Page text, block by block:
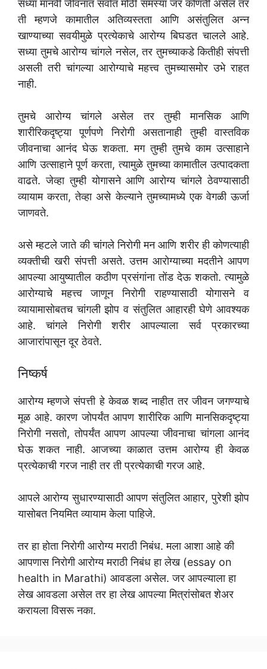
सध्या मानवी जीवनात सर्वात मोठी समस्या जर कोणती असेल तर
ती म्हणजे कामातील अतिव्यस्तता आणि असंतुलित अन्न
खाण्याच्या सवयीमुळे प्रत्येकाचे आरोग्य बिघडत चालले आहे.
सध्या तुमचे आरोग्य चांगले नसेल, तर तुमच्याकडे कितीही संपत्ती
असली तरी चांगल्या आरोग्याचे महत्त्व तुमच्यासमोर उभे राहत
नाही.
तुमचे आरोग्य चांगले असेल तर तुम्ही मानसिक आणि
शारीरिकदृष्ट्या पूर्णपणे निरोगी असतानाही तुम्ही वास्तविक
जीवनाचा आनंद घेऊ शकता. मग तुम्ही तुमचे काम उत्साहाने
आणि उत्साहाने पूर्ण करता, त्यामुळे तुमच्या कामातील उत्पादकता
वाढते. जेव्हा तुम्ही योगासने आणि आरोग्य चांगले ठेवण्यासाठी
व्यायाम करता, तेव्हा असे केल्याने तुमच्यामध्ये एक वेगळी ऊर्जा
जाणवते.
असे म्हटले जाते की चांगले निरोगी मन आणि शरीर ही कोणत्याही
व्यक्तीची खरी संपत्ती असते. उत्तम आरोग्याच्या मदतीने आपण
आपल्या आयुष्यातील कठीण प्रसंगांना तोंड देऊ शकतो. त्यामुळे
आरोग्याचे महत्त्व जाणून निरोगी राहण्यासाठी योगासने व
व्यायामासोबतच चांगली झोप व संतुलित आहारही घेणे आवश्यक
आहे. चांगले निरोगी शरीर आपल्याला सर्व प्रकारच्या
आजारांपासून दूर ठेवते.
निष्कर्ष
आरोग्य म्हणजे संपत्ती हे केवळ शब्द नाहीत तर जीवन जगण्याचे
मूळ आहे. कारण जोपर्यंत आपण शारीरिक आणि मानसिकदृष्ट्या
निरोगी नसतो, तोपर्यंत आपण आपल्या जीवनाचा चांगला आनंद
घेऊ शकत नाही. आजच्या काळात उत्तम आरोग्य ही केवळ
प्रत्येकाची गरज नाही तर ती प्रत्येकाची गरज आहे.
आपले आरोग्य सुधारण्यासाठी आपण संतुलित आहार, पुरेशी झोप
यासोबत नियमित व्यायाम केला पाहिजे.
तर हा होता निरोगी आरोग्य मराठी निबंध. मला आशा आहे की
आपणास निरोगी आरोग्य मराठी निबंध हा लेख (essay on
health in Marathi) आवडला असेल. जर आपल्याला हा
लेख आवडला असेल तर हा लेख आपल्या मित्रांसोबत शेअर
करायला विसरू नका.